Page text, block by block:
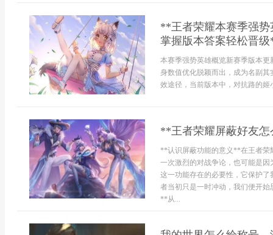
**王者荣耀本赛季强
掌握版本答案轻松晋
本赛季强势英雄概览新赛季版本
身数值优化脱颖而出，成为名副
效途径，当前版本中，对抗路的
**王者荣耀屏蔽好友
**认识屏蔽功能的意义**在王者荣
一次激烈的对战争论，也可能是
这一功能存在的必要性，它保护
者当初只是一时冲动，我们便开
**从...